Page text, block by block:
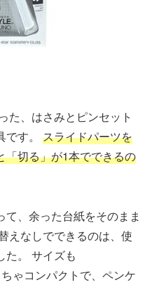
た、はさみとピンセット
す。 スライドパーツを
「切る」が1本でできるの
、余った台紙をそのまま
えなしでできるのは、使
た。 サイズも
ゃコンパクトで、ペンケ